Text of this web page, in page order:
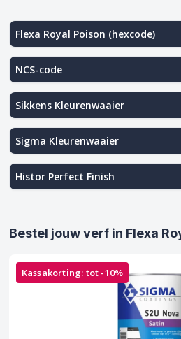
Flexa Royal Poison (hexcode)
NCS-code
Sikkens Kleurenwaaier
Sigma Kleurenwaaier
Histor Perfect Finish
Bestel jouw verf in Flexa
Kassakorting: tot -10%